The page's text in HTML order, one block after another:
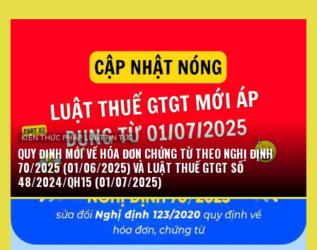
KIẾN THỨC PHÁP LUẬT TIN TỨC
QUY ĐỊNH MỚI VỀ HÓA ĐƠN CHỨNG TỪ THEO NGHỊ ĐỊNH
70/2025 (01/06/2025) VÀ LUẬT THUẾ GTGT SỐ
48/2024/QH15 (01/07/2025)